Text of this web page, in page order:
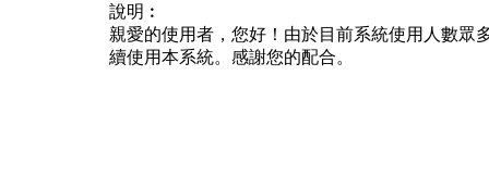
說明︰
親愛的使用者，您好！由於目前系統使用人數眾
續使用本系統。感謝您的配合。